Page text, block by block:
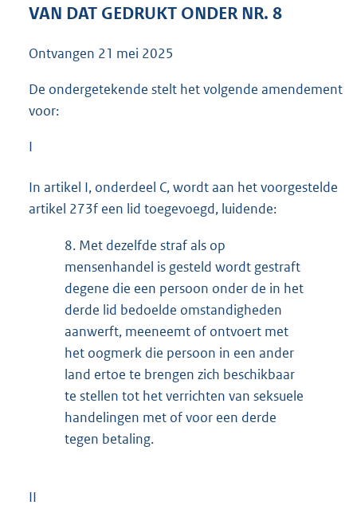
VAN DAT GEDRUKT ONDER NR. 8
Ontvangen 21 mei 2025
De ondergetekende stelt het volgende amendement
voor:
I
In artikel I, onderdeel C, wordt aan het voorgestelde
artikel 273f een lid toegevoegd, luidende:
8. Met dezelfde straf als op
mensenhandel is gesteld wordt gestraft
degene die een persoon onder de in het
derde lid bedoelde omstandigheden
aanwerft, meeneemt of ontvoert met
het oogmerk die persoon in een ander
land ertoe te brengen zich beschikbaar
te stellen tot het verrichten van seksuele
handelingen met of voor een derde
tegen betaling.
II